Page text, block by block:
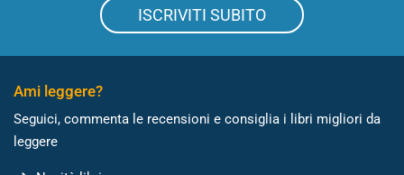
ISCRIVITI SUBITO
Ami leggere?
Seguici, commenta le recensioni e consiglia i libri migliori da
leggere